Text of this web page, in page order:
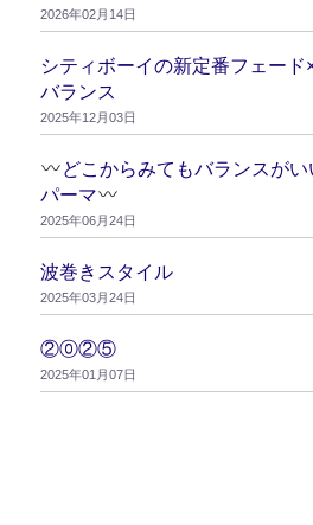
2026年02月14日
シティボーイの新定番フェード
バランス
2025年12月03日
どこからみてもバランスが
パーマ
2025年06月24日
波巻きスタイル
2025年03月24日
②⓪②⑤
2025年01月07日